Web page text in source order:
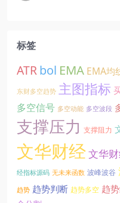
标签
ATRbol EMA EMA均
东财多空趋势 主图指标
多空信号 多空动能 多空波段
支撑压力 支撑阻力
文华财经文华
经指标源码 无未来函数 波峰波谷
趋势 趋势判断 趋势多空 趋